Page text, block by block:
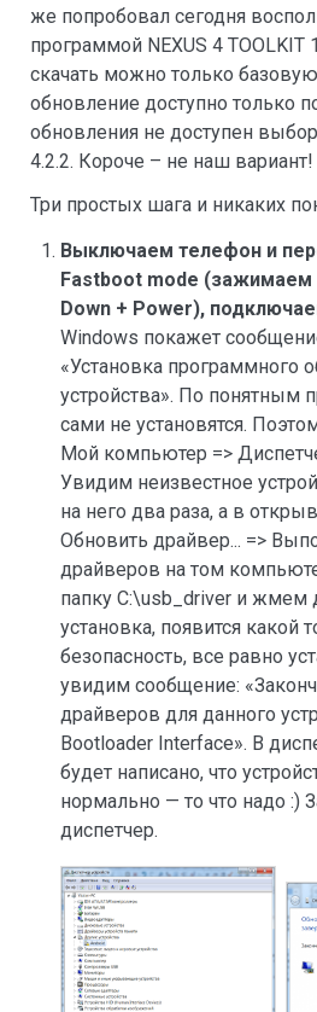
же попробовал сегодня
программой NEXUS 4 TOOLKIT
скачать можно только
обновление доступно только
обновления не доступен
4.2.2. Короче – не наш вариант!
Три простых шага и никаких
Выключаем телефон и
Fastboot mode (зажимаем
Down + Power),
Windows покажет
«Установка программного
устройства». По понятным
сами не установятся.
Мой компьютер =>
Увидим неизвестное
на него два раза, а в
Обновить драйвер... =>
драйверов на том
папку C:\usb_driver и жмем
установка, появится какой
безопасность, все равно
увидим сообщение:
драйверов для данного
Bootloader Interface». В
будет написано, что
нормально — то что надо :)
диспетчер.